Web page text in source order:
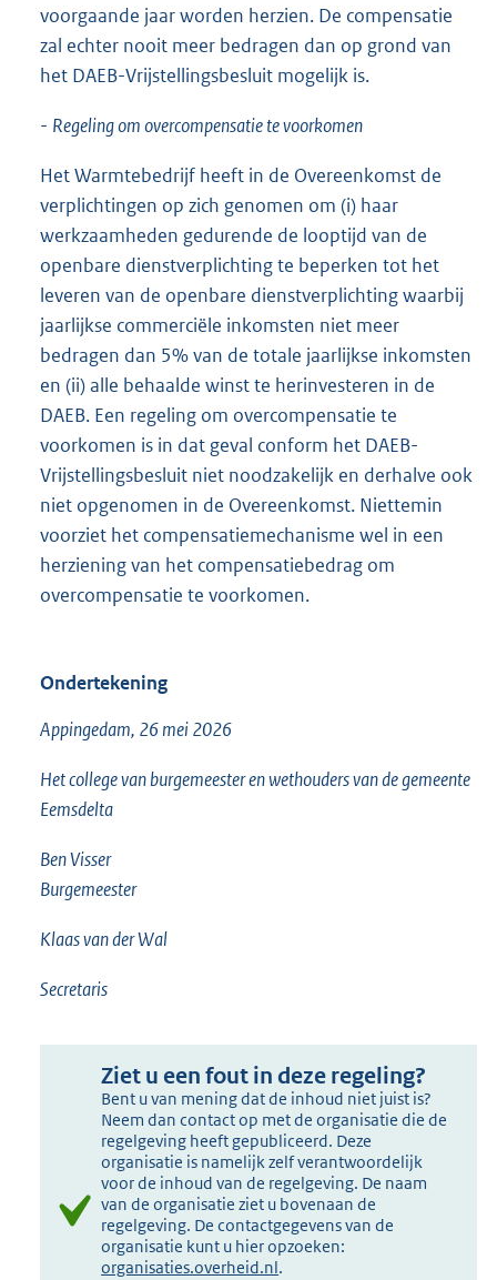
voorgaande jaar worden herzien. De compensatie
zal echter nooit meer bedragen dan op grond van
het DAEB-Vrijstellingsbesluit mogelijk is.
- Regeling om overcompensatie te voorkomen
Het Warmtebedrijf heeft in de Overeenkomst de
verplichtingen op zich genomen om (i) haar
werkzaamheden gedurende de looptijd van de
openbare dienstverplichting te beperken tot het
leveren van de openbare dienstverplichting waarbij
jaarlijkse commerciële inkomsten niet meer
bedragen dan 5% van de totale jaarlijkse inkomsten
en (ii) alle behaalde winst te herinvesteren in de
DAEB. Een regeling om overcompensatie te
voorkomen is in dat geval conform het DAEB-
Vrijstellingsbesluit niet noodzakelijk en derhalve ook
niet opgenomen in de Overeenkomst. Niettemin
voorziet het compensatiemechanisme wel in een
herziening van het compensatiebedrag om
overcompensatie te voorkomen.
Ondertekening
Appingedam, 26 mei 2026
Het college van burgemeester en wethouders van de gemeente
Eemsdelta
Ben Visser
Burgemeester
Klaas van der Wal
Secretaris
Ziet u een fout in deze regeling?
Bent u van mening dat de inhoud niet juist is?
Neem dan contact op met de organisatie die de
regelgeving heeft gepubliceerd. Deze
organisatie is namelijk zelf verantwoordelijk
voor de inhoud van de regelgeving. De naam
van de organisatie ziet u bovenaan de
regelgeving. De contactgegevens van de
organisatie kunt u hier opzoeken:
organisaties.overheid.nl.